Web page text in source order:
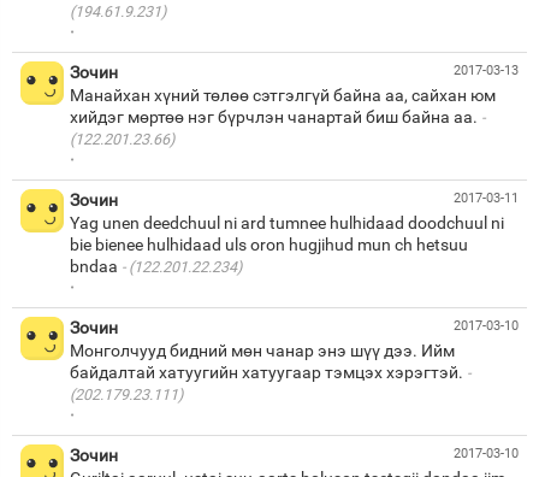
(194.61.9.231)
·
2017-03-13
Зочин
Манайхан хүний төлөө сэтгэлгүй байна аа, сайхан юм
хийдэг мөртөө нэг бүрчлэн чанартай биш байна аа.
(122.201.23.66)
·
2017-03-11
Зочин
Yag unen deedchuul ni ard tumnee hulhidaad doodchuul ni
bie bienee hulhidaad uls oron hugjihud mun ch hetsuu
bndaa
(122.201.22.234)
·
2017-03-10
Зочин
Монголчууд бидний мөн чанар энэ шүү дээ. Ийм
байдалтай хатуугийн хатуугаар тэмцэх хэрэгтэй.
(202.179.23.111)
·
2017-03-10
Зочин